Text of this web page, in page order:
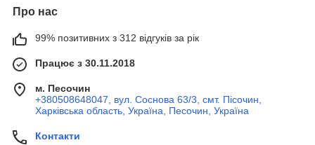
Про нас
99% позитивних з 312 відгуків за рік
Працює з 30.11.2018
м. Песочин
+380508648047, вул. Соснова 63/3, смт. Пісочин,
Харківська область, Україна, Песочин, Україна
Контакти